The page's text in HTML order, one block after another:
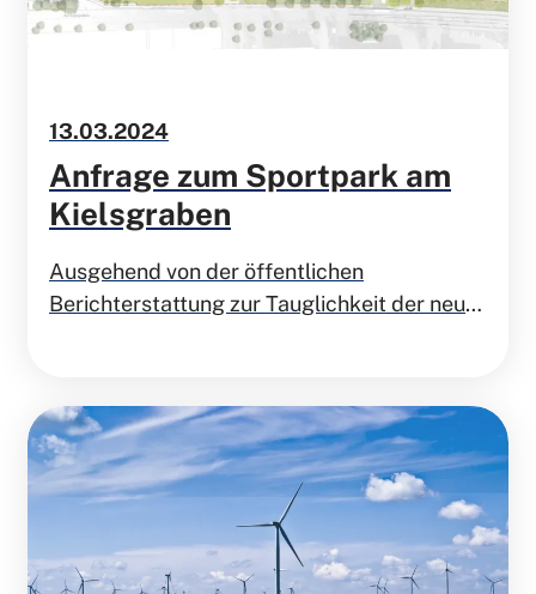
13.03.2024
Anfrage zum Sportpark am
Kielsgraben
Ausgehend von der öffentlichen
Berichterstattung zur Tauglichkeit der neu
Fußballmeisterschaftsspiele in der
Regionalliga ergeben sich Fragen, für die wir
um schriftliche Beantwortung zur Sitzung
des Rates am 20.03.2024 bitten.